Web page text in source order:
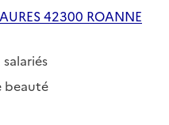
42300 ROANNE
salariés
beauté